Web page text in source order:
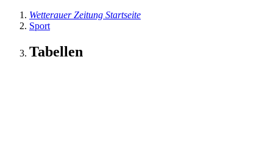
Wetterauer Zeitung Startseite
Sport
Tabellen